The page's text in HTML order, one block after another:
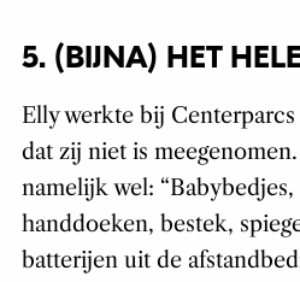
5. (BIJNA) HET
Elly werkte bij
dat zij niet is
namelijk wel: “Babybedjes,
handdoeken, bestek,
batterijen uit de